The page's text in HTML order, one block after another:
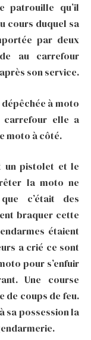
patrouille qu’il
cours duquel sa
par deux
au carrefour
son service.
à moto
carrefour elle a
moto à côté.
un pistolet et le
la moto ne
c’était des
braquer cette
étaient
a crié ce sont
pour s’enfuir
Une course
de coups de feu.
sa possession la